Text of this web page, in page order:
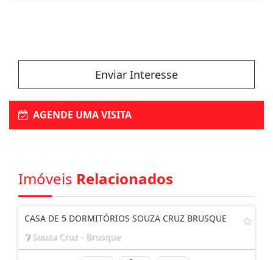
Enviar Interesse
AGENDE UMA VISITA
Imóveis Relacionados
CASA DE 5 DORMITÓRIOS SOUZA CRUZ BRUSQUE
Souza Cruz - Brusque